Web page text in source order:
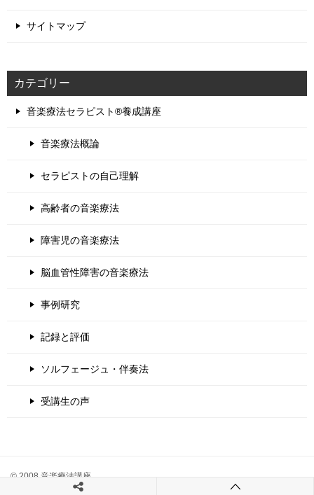
サイトマップ
カテゴリー
音楽療法セラピスト®養成講座
音楽療法概論
セラピストの自己理解
高齢者の音楽療法
障害児の音楽療法
脳血管性障害の音楽療法
事例研究
記録と評価
ソルフェージュ・伴奏法
受講生の声
© 2008 音楽療法講座